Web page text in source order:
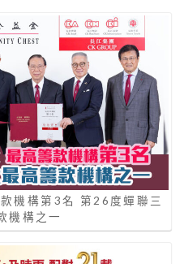
機構第3名 第26度蟬聯三
機構之一